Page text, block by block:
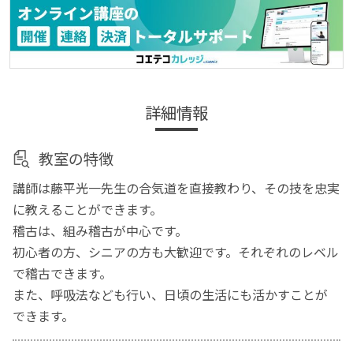
詳細情報
教室の特徴
講師は藤平光一先生の合気道を直接教わり、その技を忠実
に教えることができます。
稽古は、組み稽古が中心です。
初心者の方、シニアの方も大歓迎です。それぞれのレベル
で稽古できます。
また、呼吸法なども行い、日頃の生活にも活かすことが
できます。